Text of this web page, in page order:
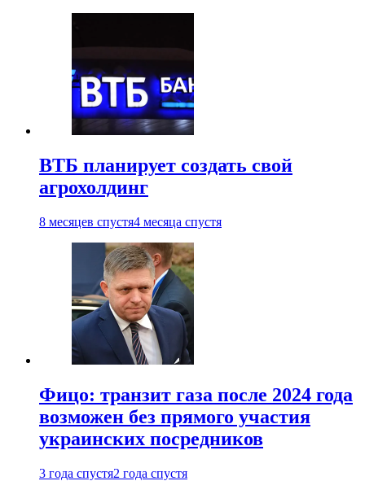
ВТБ планирует создать свой
агрохолдинг
8 месяцев спустя4 месяца спустя
Фицо: транзит газа после 2024 года
возможен без прямого участия
украинских посредников
3 года спустя2 года спустя